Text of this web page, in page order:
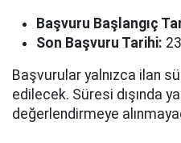
Başvuru Başlangıç
Son Başvuru Tarihi:
Başvurular yalnızca ilan
edilecek. Süresi dışında
değerlendirmeye